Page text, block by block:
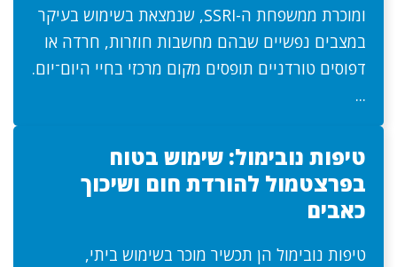
ומוכרת ממשפחת ה-SSRI, שנמצאת בשימוש בעיקר
במצבים נפשיים שבהם מחשבות חוזרות, חרדה או
דפוסים טורדניים תופסים מקום מרכזי בחיי היום־יום.
...
טיפות נובימול: שימוש בטוח
בפרצטמול להורדת חום ושיכוך
כאבים
טיפות נובימול הן תכשיר מוכר בשימוש ביתי,